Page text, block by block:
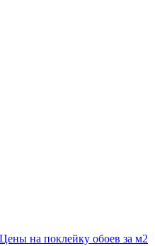
на поклейку обоев за м2